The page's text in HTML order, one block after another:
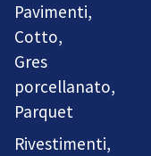
Pavimenti,
Cotto,
Gres
porcellanato,
Parquet
Rivestimenti,